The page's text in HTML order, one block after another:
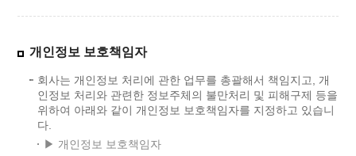
개인정보 보호책임자
회사는 개인정보 처리에 관한 업무를 총괄해서 책임지고, 개
인정보 처리와 관련한 정보주체의 불만처리 및 피해구제 등을
위하여 아래와 같이 개인정보 보호책임자를 지정하고 있습니
다.
▶ 개인정보 보호책임자